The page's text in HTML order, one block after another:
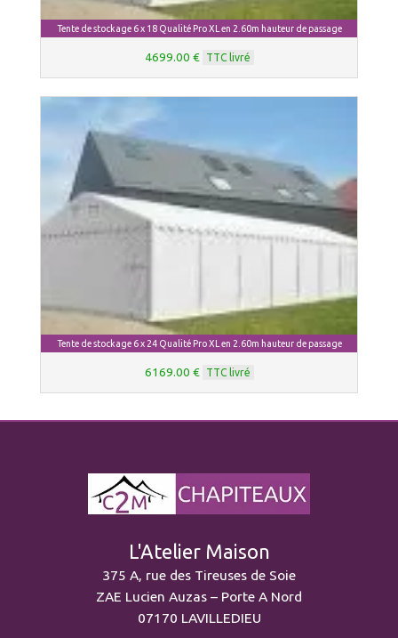
Tente de stockage 6 x 18 Qualité Pro XL en 2.60m hauteur de passage
4699.00 € TTC livré
Tente de stockage 6 x 24 Qualité Pro XL en 2.60m hauteur de passage
6169.00 € TTC livré
L'Atelier Maison
375 A, rue des Tireuses de Soie
ZAE Lucien Auzas – Porte A Nord
07170 LAVILLEDIEU